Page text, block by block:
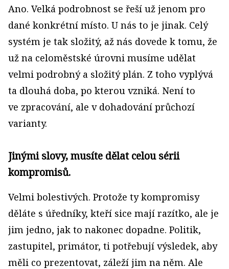
Ano. Velká podrobnost se řeší už jenom pro
dané konkrétní místo. U nás to je jinak. Celý
systém je tak složitý, až nás dovede k tomu, že
už na celoměstské úrovni musíme udělat
velmi podrobný a složitý plán. Z toho vyplývá
ta dlouhá doba, po kterou vzniká. Není to
ve zpracování, ale v dohadování průchozí
varianty.
Jinými slovy, musíte dělat celou sérii
kompromisů.
Velmi bolestivých. Protože ty kompromisy
děláte s úředníky, kteří sice mají razítko, ale je
jim jedno, jak to nakonec dopadne. Politik,
zastupitel, primátor, ti potřebují výsledek, aby
měli co prezentovat, záleží jim na něm. Ale